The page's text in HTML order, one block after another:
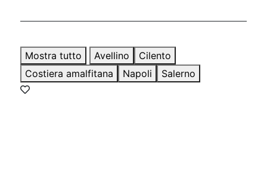
Mostra tutto Avellino
Cilento
Costiera amalfitana
Napoli Salerno